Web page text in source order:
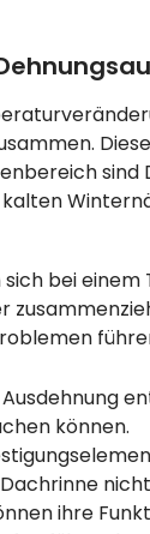
bei
können.
ihre